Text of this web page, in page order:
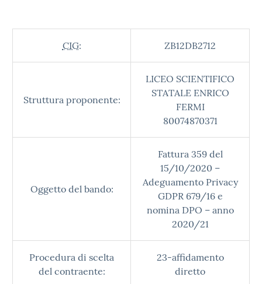
CIG: ZB12DB2712
Struttura proponente:
LICEO SCIENTIFICO
STATALE ENRICO
FERMI
80074870371
Oggetto del bando:
Fattura 359 del
15/10/2020 –
Adeguamento Privacy
GDPR 679/16 e
nomina DPO – anno
2020/21
Procedura di scelta
del contraente:
23-affidamento
diretto